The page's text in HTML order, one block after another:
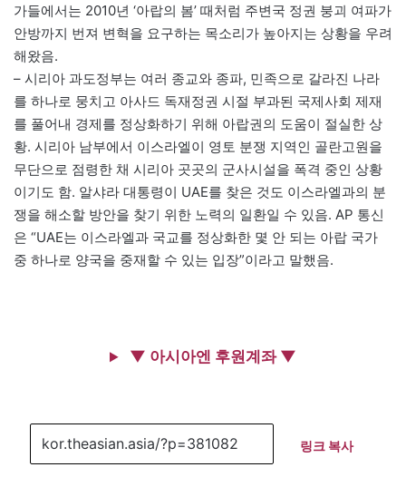
가들에서는 2010년 ‘아랍의 봄’ 때처럼 주변국 정권 붕괴 여파가
안방까지 번져 변혁을 요구하는 목소리가 높아지는 상황을 우려
해왔음.
– 시리아 과도정부는 여러 종교와 종파, 민족으로 갈라진 나라
를 하나로 뭉치고 아사드 독재정권 시절 부과된 국제사회 제재
를 풀어내 경제를 정상화하기 위해 아랍권의 도움이 절실한 상
황. 시리아 남부에서 이스라엘이 영토 분쟁 지역인 골란고원을
무단으로 점령한 채 시리아 곳곳의 군사시설을 폭격 중인 상황
이기도 함. 알샤라 대통령이 UAE를 찾은 것도 이스라엘과의 분
쟁을 해소할 방안을 찾기 위한 노력의 일환일 수 있음. AP 통신
은 “UAE는 이스라엘과 국교를 정상화한 몇 안 되는 아랍 국가
중 하나로 양국을 중재할 수 있는 입장”이라고 말했음.
▼ 아시아엔 후원계좌 ▼
링크 복사